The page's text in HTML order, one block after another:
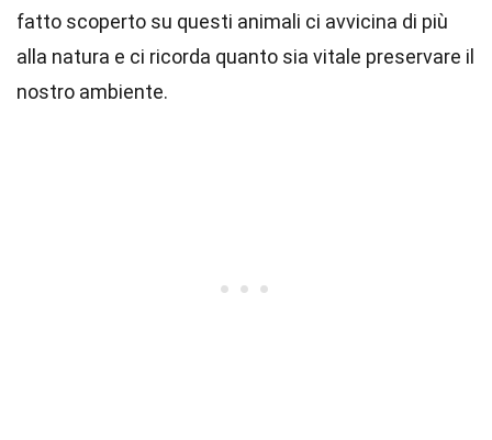
fatto scoperto su questi animali ci avvicina di più
alla natura e ci ricorda quanto sia vitale preservare il
nostro ambiente.